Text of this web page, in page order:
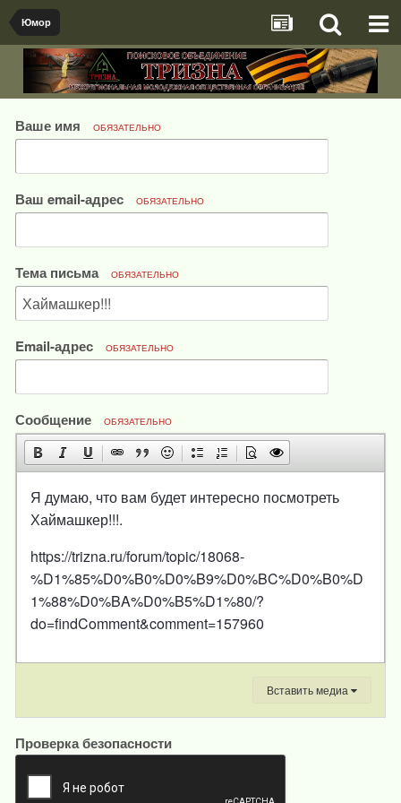
Юмор
Ваше имя ОБЯЗАТЕЛЬНО
Ваш email-адрес ОБЯЗАТЕЛЬНО
Тема письма ОБЯЗАТЕЛЬНО
Email-адрес ОБЯЗАТЕЛЬНО
Сообщение ОБЯЗАТЕЛЬНО
Я думаю, что вам будет интересно посмотреть
Хаймашкер!!!.
https://trizna.ru/forum/topic/18068-
%D1%85%D0%B0%D0%B9%D0%BC%D0%B0%D
1%88%D0%BA%D0%B5%D1%80/?
do=findComment&comment=157960
Вставить медиа
Проверка безопасности